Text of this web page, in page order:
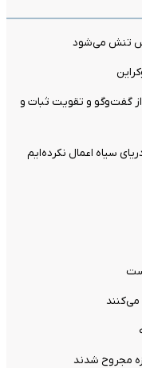
تنش می‌شود
گفت‌وگو و تقویت ثبات و
سیاه اعمال نکرده‌ایم
می‌کنند